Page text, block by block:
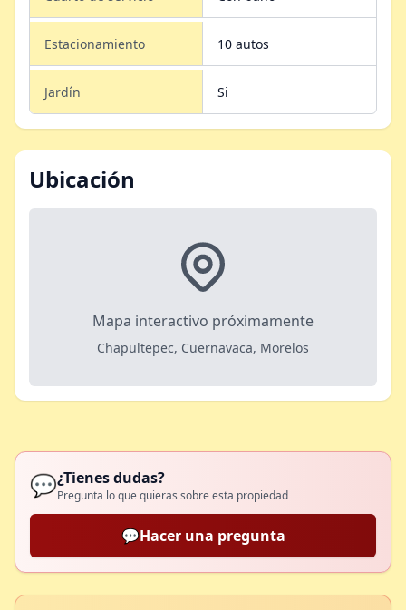
Estacionamiento 10 autos
Jardín Si
Ubicación
Mapa interactivo próximamente
Chapultepec, Cuernavaca, Morelos
💬¿Tienes dudas?
Pregunta lo que quieras sobre esta propiedad
💬Hacer una pregunta